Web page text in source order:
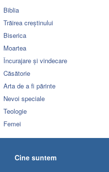
Biblia
Trăirea creștinului
Biserica
Moartea
Încurajare și vindecare
Căsătorie
Arta de a fi părinte
Nevoi speciale
Teologie
Femei
Cine suntem